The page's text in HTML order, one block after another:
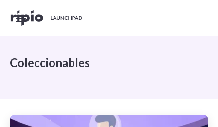
Coleccionables